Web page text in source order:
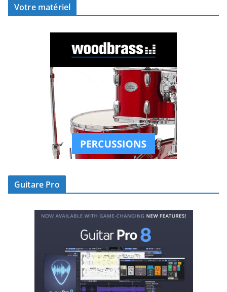
Votre matériel
Guitare Pro